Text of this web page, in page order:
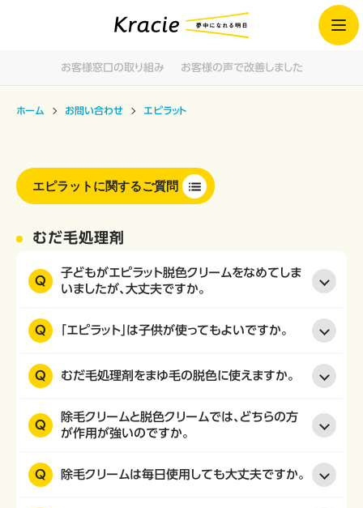
お客様窓口の取り組み お客様の声で改善しました
ホーム お問い合わせ エピラット
エピラットに関するご質問
むだ毛処理剤
Q
子どもがエピラット脱色クリームをなめてしま
いましたが、大丈夫ですか。
Q 「エピラット」は子供が使ってもよいですか。
Q むだ毛処理剤をまゆ毛の脱色に使えますか。
Q
除毛クリームと脱色クリームでは、どちらの方
が作用が強いのですか。
Q 除毛クリームは毎日使用しても大丈夫ですか。